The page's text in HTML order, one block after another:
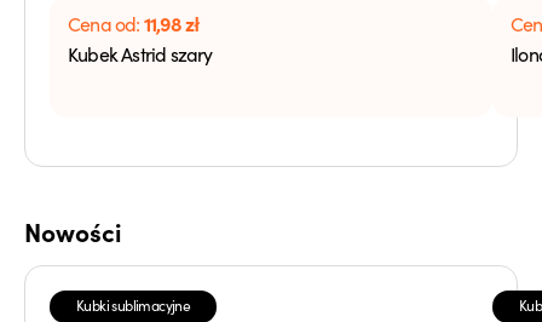
Cena od:11,98zł
Kubek Astrid szary
Nowości
Kubki sublimacyjne